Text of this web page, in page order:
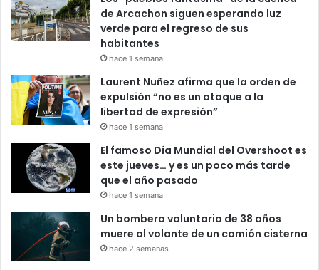
de Arcachon siguen esperando luz
verde para el regreso de sus
habitantes
hace 1 semana
Laurent Nuñez afirma que la orden de
expulsión “no es un ataque a la
libertad de expresión”
hace 1 semana
El famoso Día Mundial del Overshoot es
este jueves… y es un poco más tarde
que el año pasado
hace 1 semana
Un bombero voluntario de 38 años
muere al volante de un camión cisterna
hace 2 semanas